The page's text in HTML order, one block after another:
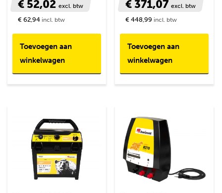
€ 52,02 excl. btw
€ 62,94 incl. btw
Toevoegen aan
winkelwagen
€ 371,07excl. btw
€ 448,99 incl. btw
Toevoegen aan
winkelwagen